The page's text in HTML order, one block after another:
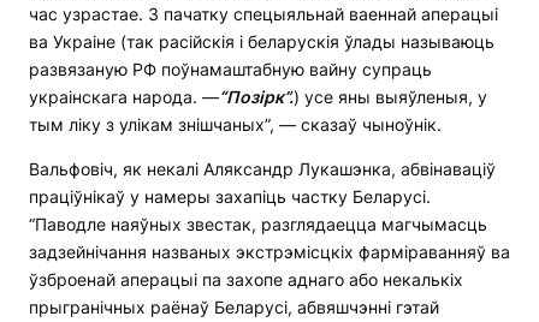
час узрастае. З пачатку спецыяльнай ваеннай аперацыі
ва Украіне (так расійскія і беларускія ўлады называюць
развязаную РФ поўнамаштабную вайну супраць
украінскага народа. —“Позірк”.) усе яны выяўленыя, у
тым ліку з улікам знішчаных”, — сказаў чыноўнік.
Вальфовіч, як некалі Аляксандр Лукашэнка, абвінаваціў
праціўнікаў у намеры захапіць частку Беларусі.
“Паводле наяўных звестак, разглядаецца магчымасць
задзейнічання названых экстрэмісцкіх фарміраванняў ва
ўзброенай аперацыі па захопе аднаго або некалькіх
прыгранічных раёнаў Беларусі, абвяшчэнні гэтай